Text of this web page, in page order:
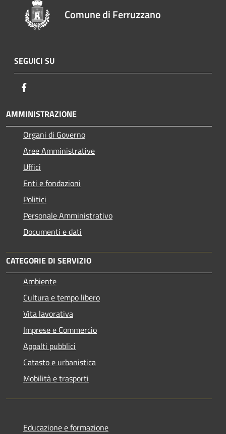
Comune di Ferruzzano
SEGUICI SU
AMMINISTRAZIONE
Organi di Governo
Aree Amministrative
Uffici
Enti e fondazioni
Politici
Personale Amministrativo
Documenti e dati
CATEGORIE DI SERVIZIO
Ambiente
Cultura e tempo libero
Vita lavorativa
Imprese e Commercio
Appalti pubblici
Catasto e urbanistica
Mobilità e trasporti
Educazione e formazione